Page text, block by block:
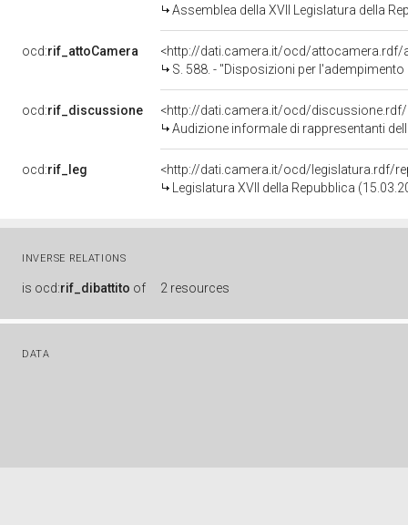
Assemblea della XVII Legislatura della
ocd:rif_attoCamera
<http://dati.camera.it/ocd/attocamera.rdf/
S. 588. - "Disposizioni per l'adempimento degli
ocd:rif_discussione
<http://dati.camera.it/ocd/discussione.rdf/
Audizione informale di rappresentanti dell'Istituto Mario Negri, della Lega antivivisezione (LAV), dell'Associazione Pro-Test, del professor
ocd:rif_leg
<http://dati.camera.it/ocd/legislatura.rdf/
Legislatura XVII della Repubblica
INVERSE RELATIONS
is ocd:rif_dibattito of 2 resources
DATA